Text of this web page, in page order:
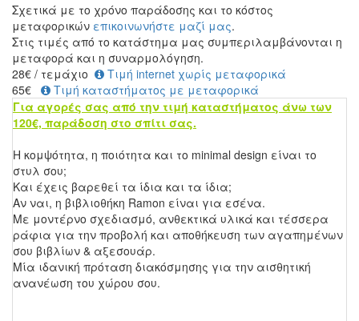
Σχετικά με το χρόνο παράδοσης και το κόστος
μεταφορικών επικοινωνήστε μαζί μας.
Στις τιμές από το κατάστημα μας συμπεριλαμβάνονται η
μεταφορά και η συναρμολόγηση.
28€ / τεμάχιο
Τιμή internet χωρίς μεταφορικά
65€
Τιμή καταστήματος με μεταφορικά
Για αγορές σας από την τιμή καταστήματος άνω των
120€, παράδοση στο σπίτι σας.
Η κομψότητα, η ποιότητα και το minimal design είναι το
στυλ σου;
Και έχεις βαρεθεί τα ίδια και τα ίδια;
Αν ναι, η βιβλιοθήκη Ramon είναι για εσένα.
Με μοντέρνο σχεδιασμό, ανθεκτικά υλικά και τέσσερα
ράφια για την προβολή και αποθήκευση των αγαπημένων
σου βιβλίων & αξεσουάρ.
Μία ιδανική πρόταση διακόσμησης για την αισθητική
ανανέωση του χώρου σου.